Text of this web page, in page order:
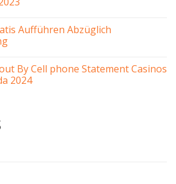
Aufführen Abzüglich
By Cell phone Statement Casinos
2024